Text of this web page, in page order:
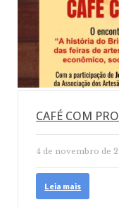
CAFÉ COM
4 de novembro de
Leia mais